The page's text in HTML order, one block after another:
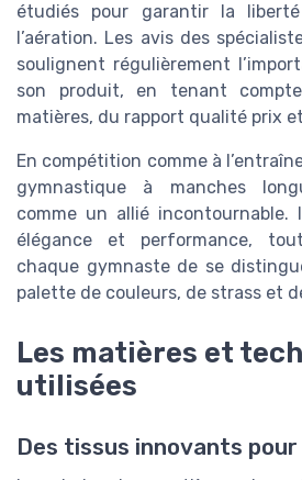
étudiés pour garantir la
l’aération. Les avis des
soulignent régulièrement
son produit, en tenant
matières, du rapport qualité prix
En compétition comme à
gymnastique à manches
comme un allié incontournable.
élégance et performance,
chaque gymnaste de se
palette de couleurs, de strass et
Les matières et
utilisées
Des tissus innovants